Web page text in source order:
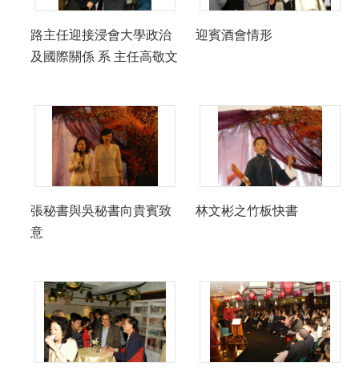
路主任迎接浸會大學政治
及國際關係 系 主任高敬文
迎賓酒會情形
張秘書與吳秘書向貴賓致
意
林文彬之竹板快書